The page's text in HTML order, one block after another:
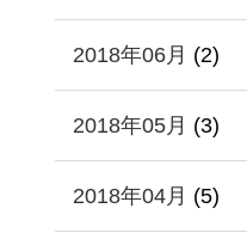
2018年06月 (2)
2018年05月 (3)
2018年04月 (5)